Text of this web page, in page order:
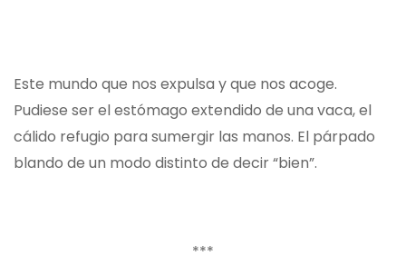
Este mundo que nos expulsa y que nos acoge.
Pudiese ser el estómago extendido de una vaca, el
cálido refugio para sumergir las manos. El párpado
blando de un modo distinto de decir “bien”.
***